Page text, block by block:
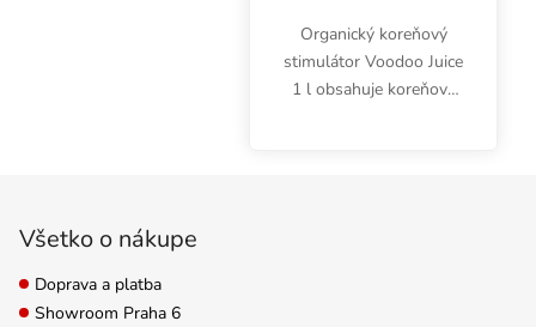
Organický koreňový
stimulátor Voodoo Juice
1 l obsahuje koreňové
Všetko o nákupe
Doprava a platba
Showroom Praha 6